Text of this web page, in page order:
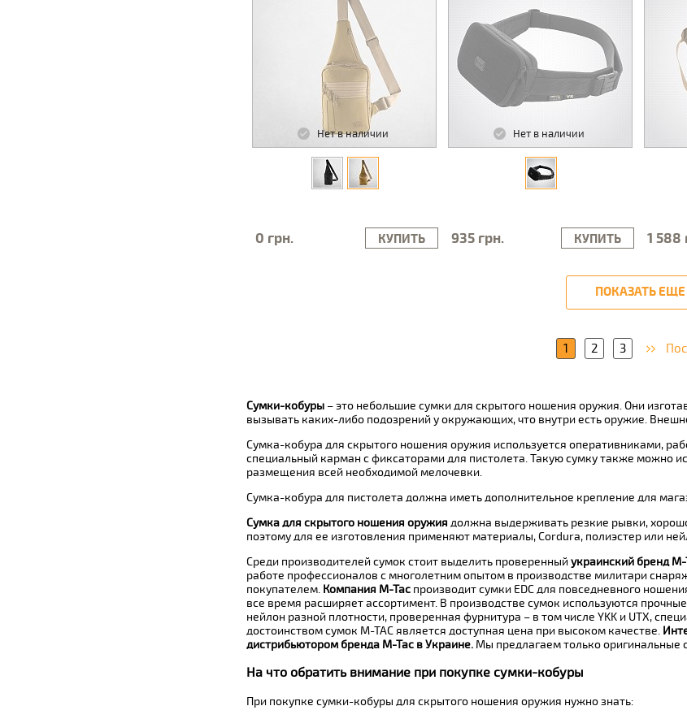
Нет в наличии
0 грн. КУПИТЬ
Нет в наличии
935 грн. КУПИТЬ 1 588
ПОКАЗАТЬ ЕЩЕ
1 2 3
Сумки-кобуры – это небольшие сумки для скрытого ношения оружия. Они
вызывать каких-либо подозрений у окружающих, что внутри есть оружие.
Сумка-кобура для скрытого ношения оружия используется оперативниками,
специальный карман с фиксаторами для пистолета. Такую сумку также можно
размещения всей необходимой мелочевки.
Сумка-кобура для пистолета должна иметь дополнительное крепление для
Сумка для скрытого ношения оружия должна выдерживать резкие рывки,
поэтому для ее изготовления применяют материалы, Cordura, полиэстер или
Среди производителей сумок стоит выделить проверенныйукраинский бренд М-
работе профессионалов с многолетним опытом в производстве милитари
покупателем. Компания М-Тас производит сумки EDC для повседневного
все время расширяет ассортимент. В производстве сумок используются
нейлон разной плотности, проверенная фурнитура – в том числе YKK и UTX,
достоинством сумок М-ТАС является доступная цена при высоком качестве.
дистрибьютором бренда М-Тас в Украине. Мы предлагаем только оригинальные
На что обратить внимание при покупке сумки-кобуры
При покупке сумки-кобуры для скрытого ношения оружия нужно знать: